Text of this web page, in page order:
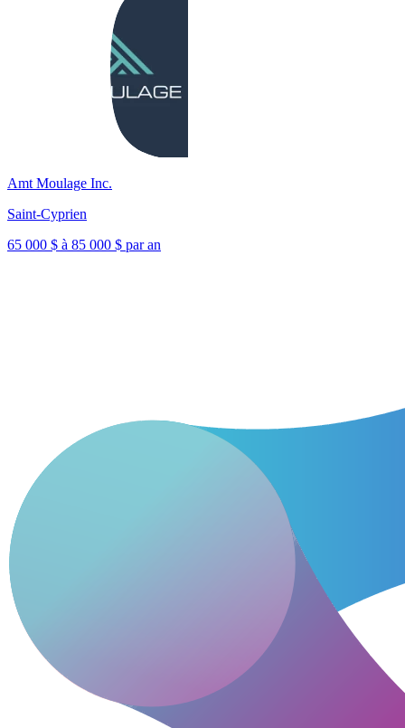
Amt Moulage Inc.
Saint-Cyprien
65 000 $ à 85 000 $ par an